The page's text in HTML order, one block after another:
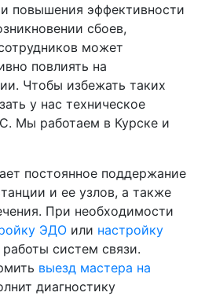
повышения эффективности
сбоев,
может
повлиять на
Чтобы избежать таких
у нас техническое
Мы работаем в Курске и
постоянное поддержание
и ее узлов, а также
При необходимости
ЭДО или настройку
систем связи.
выезд мастера на
диагностику